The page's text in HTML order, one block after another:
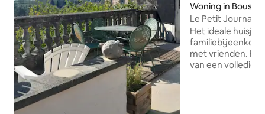
Woning in
Le Petit Journal
Het ideale huisje
met vrienden. Het comfort en de ruimte
van een volledig